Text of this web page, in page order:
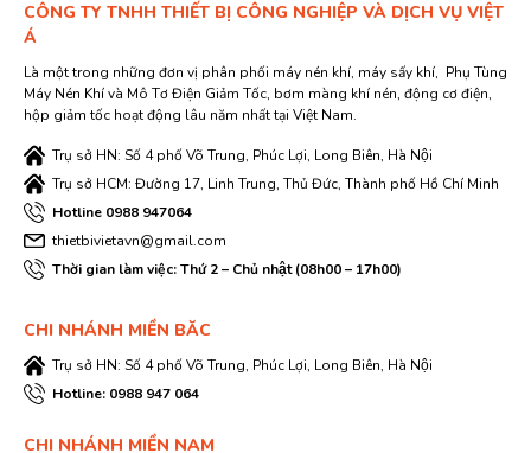
CÔNG TY TNHH THIẾT BỊ CÔNG NGHIỆP VÀ DỊCH VỤ VIỆT
Á
Là một trong những đơn vị phân phối máy nén khí, máy sấy khí, Phụ Tùng
Máy Nén Khí và Mô Tơ Điện Giảm Tốc, bơm màng khí nén, động cơ điện,
hộp giảm tốc hoạt động lâu năm nhất tại Việt Nam.
Trụ sở HN: Số 4 phố Võ Trung, Phúc Lợi, Long Biên, Hà Nội
Trụ sở HCM: Đường 17, Linh Trung, Thủ Đức, Thành phố Hồ Chí Minh
Hotline 0988 947064
thietbivietavn@gmail.com
Thời gian làm việc: Thứ 2 – Chủ nhật (08h00 – 17h00)
CHI NHÁNH MIỀN BĂC
Trụ sở HN: Số 4 phố Võ Trung, Phúc Lợi, Long Biên, Hà Nội
Hotline: 0988 947 064
CHI NHÁNH MIỀN NAM